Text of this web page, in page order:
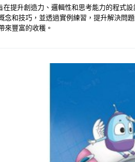
在提升創造力、邏輯性和思考能力的程
念和技巧，並透過實例練習，提升解決
來豐富的收穫。